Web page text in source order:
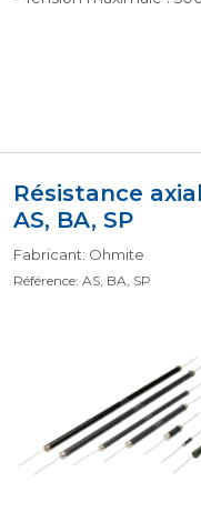
Résistance
AS, BA, SP
Fabricant: Ohmite
Référence: AS, BA, SP